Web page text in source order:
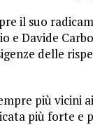
il suo
e Davide
delle
più vicini
più forte e